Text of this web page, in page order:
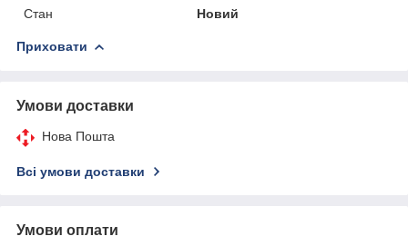
Стан
Новий
Приховати
Умови доставки
Нова Пошта
Всі умови доставки
Умови оплати